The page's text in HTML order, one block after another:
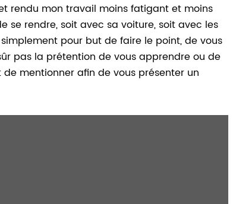
rendu mon travail moins fatigant et moins
se rendre, soit avec sa voiture, soit avec les
pour but de faire le point, de vous
pas la prétention de vous apprendre ou de
mentionner afin de vous présenter un